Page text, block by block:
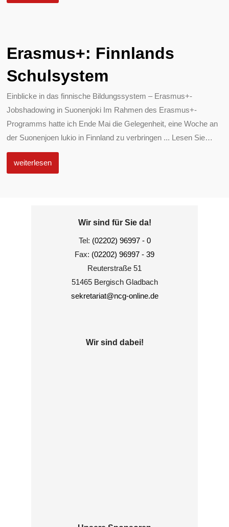
Erasmus+: Finnlands
Schulsystem
Einblicke in das finnische Bildungssystem – Erasmus+-
Jobshadowing in Suonenjoki Im Rahmen des Erasmus+-
Programms hatte ich Ende Mai die Gelegenheit, eine Woche an
der Suonenjoen lukio in Finnland zu verbringen ... Lesen Sie…
weiterlesen
Wir sind für Sie da!
Tel: (02202) 96997 - 0
Fax: (02202) 96997 - 39
Reuterstraße 51
51465 Bergisch Gladbach
sekretariat@ncg-online.de
Wir sind dabei!